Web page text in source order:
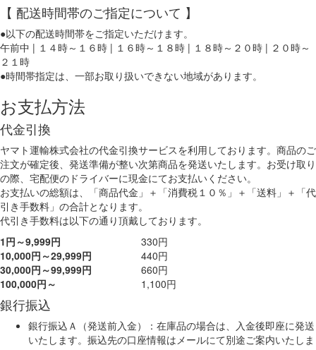
【 配送時間帯のご指定について 】
●以下の配送時間帯をご指定いただけます。
午前中 | １４時～１６時 | １６時～１８時 | １８時～２０時 | ２０時～
２１時
●時間帯指定は、一部お取り扱いできない地域があります。
お支払方法
代金引換
ヤマト運輸株式会社の代金引換サービスを利用しております。商品のご
注文が確定後、発送準備が整い次第商品を発送いたします。お受け取り
の際、宅配便のドライバーに現金にてお支払いください。
お支払いの総額は、「商品代金」＋「消費税１０％」＋「送料」＋「代
引き手数料」の合計となります。
代引き手数料は以下の通り頂戴しております。
1円～9,999円
330円
10,000円～29,999円
440円
30,000円～99,999円
660円
100,000円～
1,100円
銀行振込
銀行振込Ａ（発送前入金）：在庫品の場合は、入金後即座に発送
いたします。振込先の口座情報はメールにて別途ご案内いたしま